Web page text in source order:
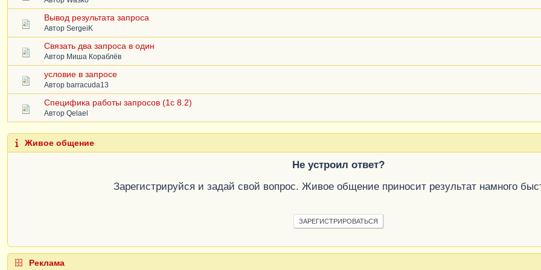
Вывод результата запроса
Автор SergeiK
Связать два запроса в один
Автор Миша Кораблёв
условие в запросе
Автор barracuda13
Специфика работы запросов (1с 8.2)
Автор Qelael
Живое общение
Не устроил ответ?
Зарегистрируйся и задай свой вопрос. Живое общение приносит результат намного
ЗАРЕГИСТРИРОВАТЬСЯ
Реклама